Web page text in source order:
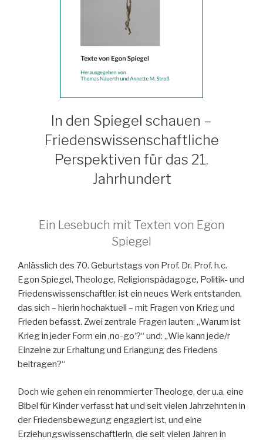
In den Spiegel schauen –
Friedenswissenschaftliche
Perspektiven für das 21.
Jahrhundert
Ein Lesebuch mit Texten von Egon
Spiegel
Anlässlich des 70. Geburtstags von Prof. Dr. Prof. h.c.
Egon Spiegel, Theologe, Religionspädagoge, Politik- und
Friedenswissenschaftler, ist ein neues Werk entstanden,
das sich – hierin hochaktuell – mit Fragen von Krieg und
Frieden befasst. Zwei zentrale Fragen lauten: „Warum ist
Krieg in jeder Form ein ‚no-go‘?“ und: „Wie kann jede/r
Einzelne zur Erhaltung und Erlangung des Friedens
beitragen?“
Doch wie gehen ein renommierter Theologe, der u.a. eine
Bibel für Kinder verfasst hat und seit vielen Jahrzehnten in
der Friedensbewegung engagiert ist, und eine
Erziehungswissenschaftlerin, die seit vielen Jahren in